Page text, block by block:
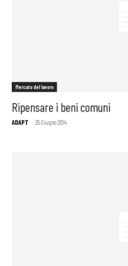
Mercato del lavoro
Ripensare i beni comuni
ADAPT - 25 Giugno 2014